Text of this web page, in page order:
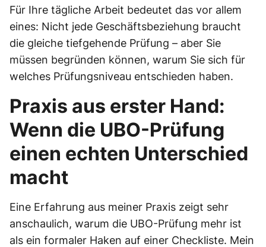
Für Ihre tägliche Arbeit bedeutet das vor allem
eines: Nicht jede Geschäftsbeziehung braucht
die gleiche tiefgehende Prüfung – aber Sie
müssen begründen können, warum Sie sich für
welches Prüfungsniveau entschieden haben.
Praxis aus erster Hand:
Wenn die UBO-Prüfung
einen echten Unterschied
macht
Eine Erfahrung aus meiner Praxis zeigt sehr
anschaulich, warum die UBO-Prüfung mehr ist
als ein formaler Haken auf einer Checkliste. Mein